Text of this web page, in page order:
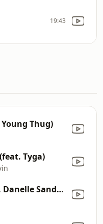
19:43
Thug)
Tyga)
Tuesday (feat. Danelle Sandoval)